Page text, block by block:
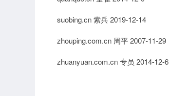
suobing.cn 索兵 2019-12-14
zhouping.com.cn 周平 2007-11-29
zhuanyuan.com.cn 专员 2014-12-6